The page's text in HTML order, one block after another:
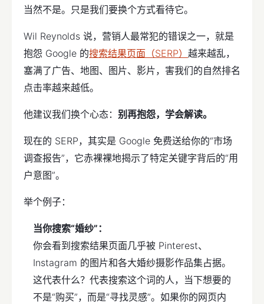
当然不是。只是我们要换个方式看待它。
Wil Reynolds 说，营销人最常犯的错误之一，就是
抱怨 Google 的搜索结果页面（SERP） 越来越乱，
塞满了广告、地图、图片、影片，害我们的自然排名
点击率越来越低。
他建议我们换个心态： 别再抱怨，学会解读。
现在的 SERP，其实是 Google 免费送给你的“市场
调查报告”，它赤裸裸地揭示了特定关键字背后的“用
户意图”。
举个例子：
当你搜索“婚纱”：
你会看到搜索结果页面几乎被 Pinterest、
Instagram 的图片和各大婚纱摄影作品集占据。
这代表什么？代表搜索这个词的人，当下想要的
不是“购买”，而是“寻找灵感”。如果你的网页内